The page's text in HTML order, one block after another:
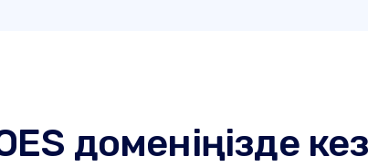
доменіңізде